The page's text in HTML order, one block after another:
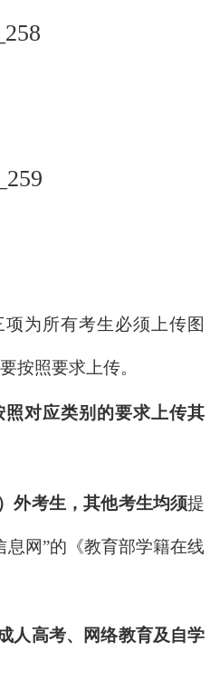
项为所有考生必须上传图
按照要求上传。
照对应类别的要求上传其
外考生，其他考生均须提
息网”的《教育部学籍在线
人高考、网络教育及自学